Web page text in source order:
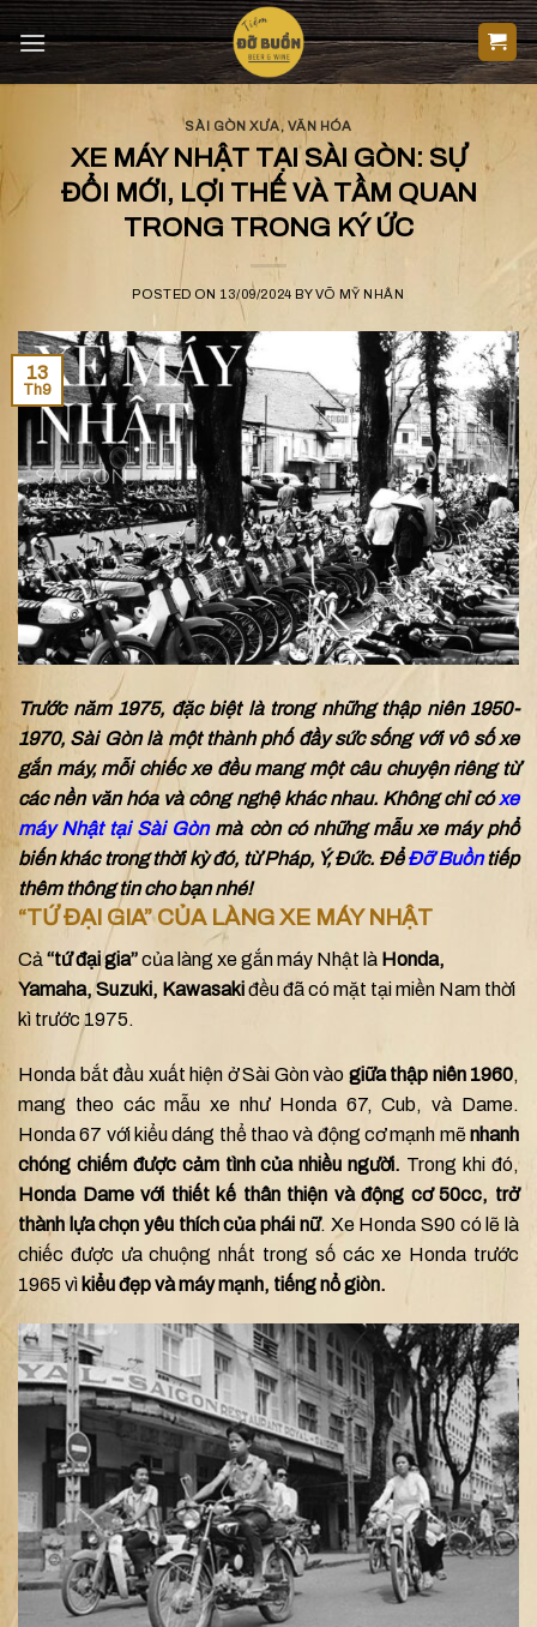
Skip
to
content
SÀI GÒN XƯA, VĂN HÓA
XE MÁY NHẬT TẠI SÀI GÒN: SỰ
ĐỔI MỚI, LỢI THẾ VÀ TẦM QUAN
TRONG TRONG KÝ ỨC
POSTED ON 13/09/2024 BYVÕ MỸ NHÂN
13
Th9
Trước năm 1975, đặc biệt là trong những thập niên 1950-
1970, Sài Gòn là một thành phố đầy sức sống với vô số xe
gắn máy, mỗi chiếc xe đều mang một câu chuyện riêng từ
các nền văn hóa và công nghệ khác nhau. Không chỉ cóxe
máy Nhật tại Sài Gònmà còn có những mẫu xe máy phổ
biến khác trong thời kỳ đó, từ Pháp, Ý, Đức. ĐểĐỡ Buồntiếp
thêm thông tin cho bạn nhé!
“TỨ ĐẠI GIA” CỦA LÀNG XE MÁY NHẬT
Cả “tứ đại gia”của làng xe gắn máy Nhật là Honda,
Yamaha, Suzuki, Kawasakiđều đã có mặt tại miền Nam thời
kì trước 1975.
Honda bắt đầu xuất hiện ở Sài Gòn vào giữa thập niên 1960,
mang theo các mẫu xe như Honda 67, Cub, và Dame.
Honda 67 với kiểu dáng thể thao và động cơ mạnh mẽnhanh
chóng chiếm được cảm tình của nhiều người. Trong khi đó,
Honda Dame với thiết kế thân thiện và động cơ 50cc, trở
thành lựa chọn yêu thích của phái nữ. Xe Honda S90 có lẽ là
chiếc được ưa chuộng nhất trong số các xe Honda trước
1965 vì kiểu đẹp và máy mạnh, tiếng nổ giòn.